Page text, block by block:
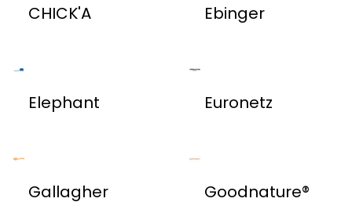
CHICK'A Ebinger
Elephant Euronetz
Gallagher Goodnature®